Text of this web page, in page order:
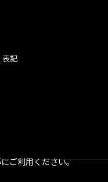
表記
ご利用ください。